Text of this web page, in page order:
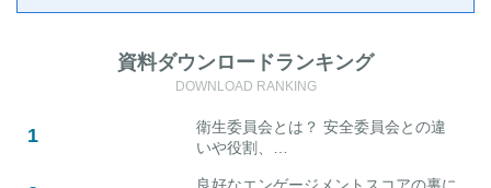
資料ダウンロードランキング
DOWNLOAD RANKING
衛生委員会とは？ 安全委員会との違
いや役割、…